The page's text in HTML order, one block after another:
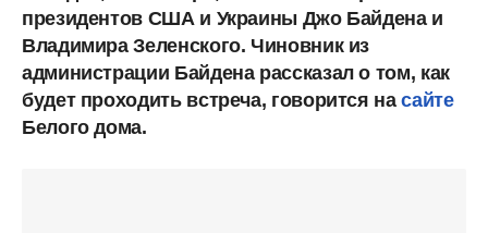
президентов США и Украины Джо Байдена и
Владимира Зеленского. Чиновник из
администрации Байдена рассказал о том, как
будет проходить встреча, говорится насайте
Белого дома.